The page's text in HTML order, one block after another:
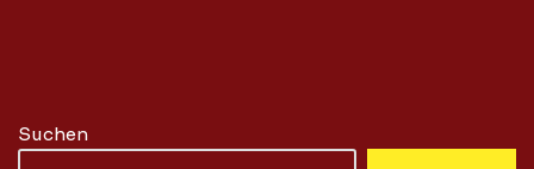
Suchen